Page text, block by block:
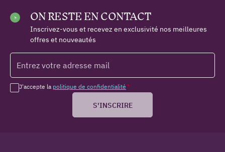
ON RESTE EN CONTACT
Inscrivez-vous et recevez en exclusivité nos meilleures
offres et nouveautés
J'accepte la politique de confidentialité *
S'INSCRIRE